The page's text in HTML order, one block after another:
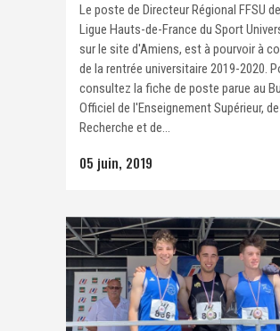
Le poste de Directeur Régional FFSU
Ligue Hauts-de-France du Sport
sur le site d'Amiens, est à pourvoir à
de la rentrée universitaire 2019-2020.
consultez la fiche de poste parue au
Officiel de l'Enseignement Supérieur,
Recherche et de...
05 juin, 2019